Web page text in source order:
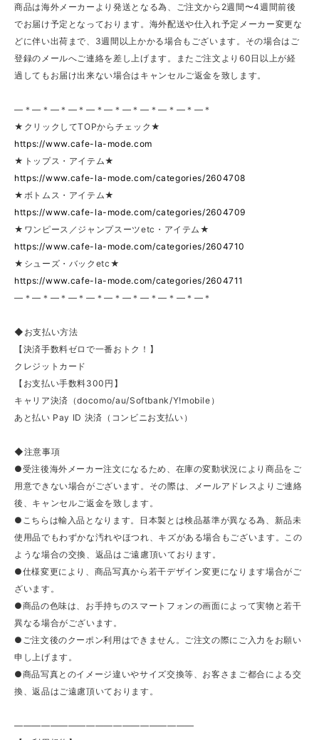
商品は海外メーカーより発送となる為、ご注文から2週間〜4週間前後
でお届け予定となっております。海外配送や仕入れ予定メーカー変更な
どに伴い出荷まで、3週間以上かかる場合もございます。その場合はご
登録のメールへご連絡を差し上げます。またご注文より60日以上が経
過してもお届け出来ない場合はキャンセルご返金を致します。
—＊—＊—＊—＊—＊—＊—＊—＊—＊—＊—＊
★クリックしてTOPからチェック★
https://www.cafe-la-mode.com
★トップス・アイテム★
https://www.cafe-la-mode.com/categories/2604708
★ボトムス・アイテム★
https://www.cafe-la-mode.com/categories/2604709
★ワンピース／ジャンプスーツetc・アイテム★
https://www.cafe-la-mode.com/categories/2604710
★シューズ・バックetc★
https://www.cafe-la-mode.com/categories/2604711
—＊—＊—＊—＊—＊—＊—＊—＊—＊—＊—＊
◆お支払い方法
【決済手数料ゼロで一番おトク！】
クレジットカード
【お支払い手数料300円】
キャリア決済（docomo/au/Softbank/Y!mobile）
あと払い Pay ID 決済（コンビニお支払い）
◆注意事項
●受注後海外メーカー注文になるため、在庫の変動状況により商品をご
用意できない場合がございます。その際は、メールアドレスよりご連絡
後、キャンセルご返金を致します。
●こちらは輸入品となります。日本製とは検品基準が異なる為、新品未
使用品でもわずかな汚れやほつれ、キズがある場合もございます。この
ような場合の交換、返品はご遠慮頂いております。
●仕様変更により、商品写真から若干デザイン変更になります場合がご
ざいます。
●商品の色味は、お手持ちのスマートフォンの画面によって実物と若干
異なる場合がございます。
●ご注文後のクーポン利用はできません。ご注文の際にご入力をお願い
申し上げます。
●商品写真とのイメージ違いやサイズ交換等、お客さまご都合による交
換、返品はご遠慮頂いております。
————————————————————